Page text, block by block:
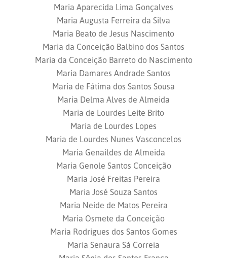
Maria Aparecida Lima Gonçalves
Maria Augusta Ferreira da Silva
Maria Beato de Jesus Nascimento
Maria da Conceição Balbino dos Santos
Maria da Conceição Barreto do Nascimento
Maria Damares Andrade Santos
Maria de Fátima dos Santos Sousa
Maria Delma Alves de Almeida
Maria de Lourdes Leite Brito
Maria de Lourdes Lopes
Maria de Lourdes Nunes Vasconcelos
Maria Genaildes de Almeida
Maria Genole Santos Conceição
Maria José Freitas Pereira
Maria José Souza Santos
Maria Neide de Matos Pereira
Maria Osmete da Conceição
Maria Rodrigues dos Santos Gomes
Maria Senaura Sá Correia